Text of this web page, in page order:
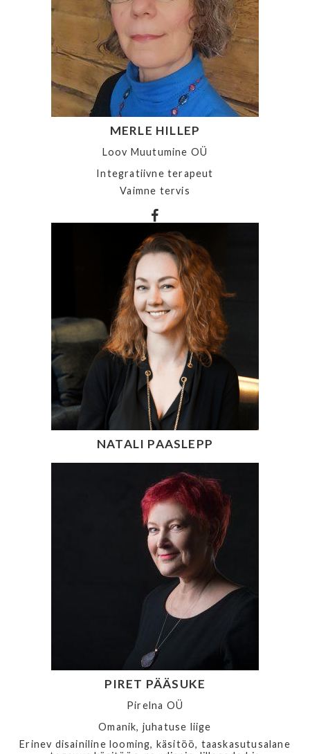
MERLE HILLEP
Loov Muutumine OÜ
Integratiivne terapeut
Vaimne tervis
NATALI PAASLEPP
PIRET PÄÄSUKE
Pirelna OÜ
Omanik, juhatuse liige
Erinev disainiline looming, käsitöö, taaskasutusalane